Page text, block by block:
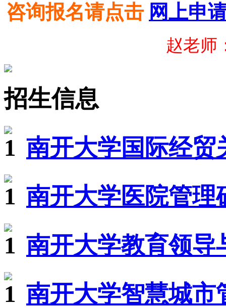
咨询报名请点击 网上申
赵老师
招生信息
南开大学国际经贸
南开大学医院管理
南开大学教育领导
南开大学智慧城市